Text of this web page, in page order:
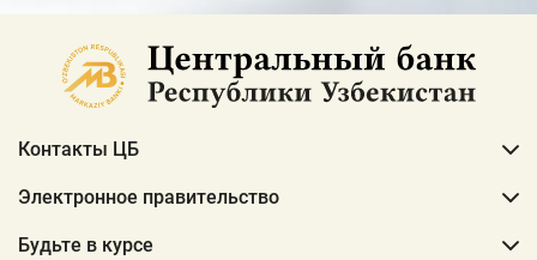
Контакты ЦБ
Электронное правительство
Будьте в курсе